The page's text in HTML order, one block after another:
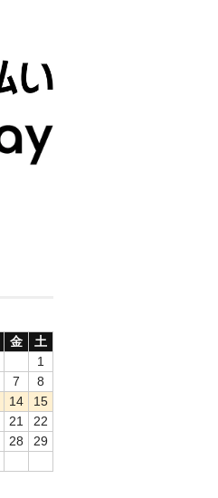
金
土
1
7
8
14
15
21
22
28
29